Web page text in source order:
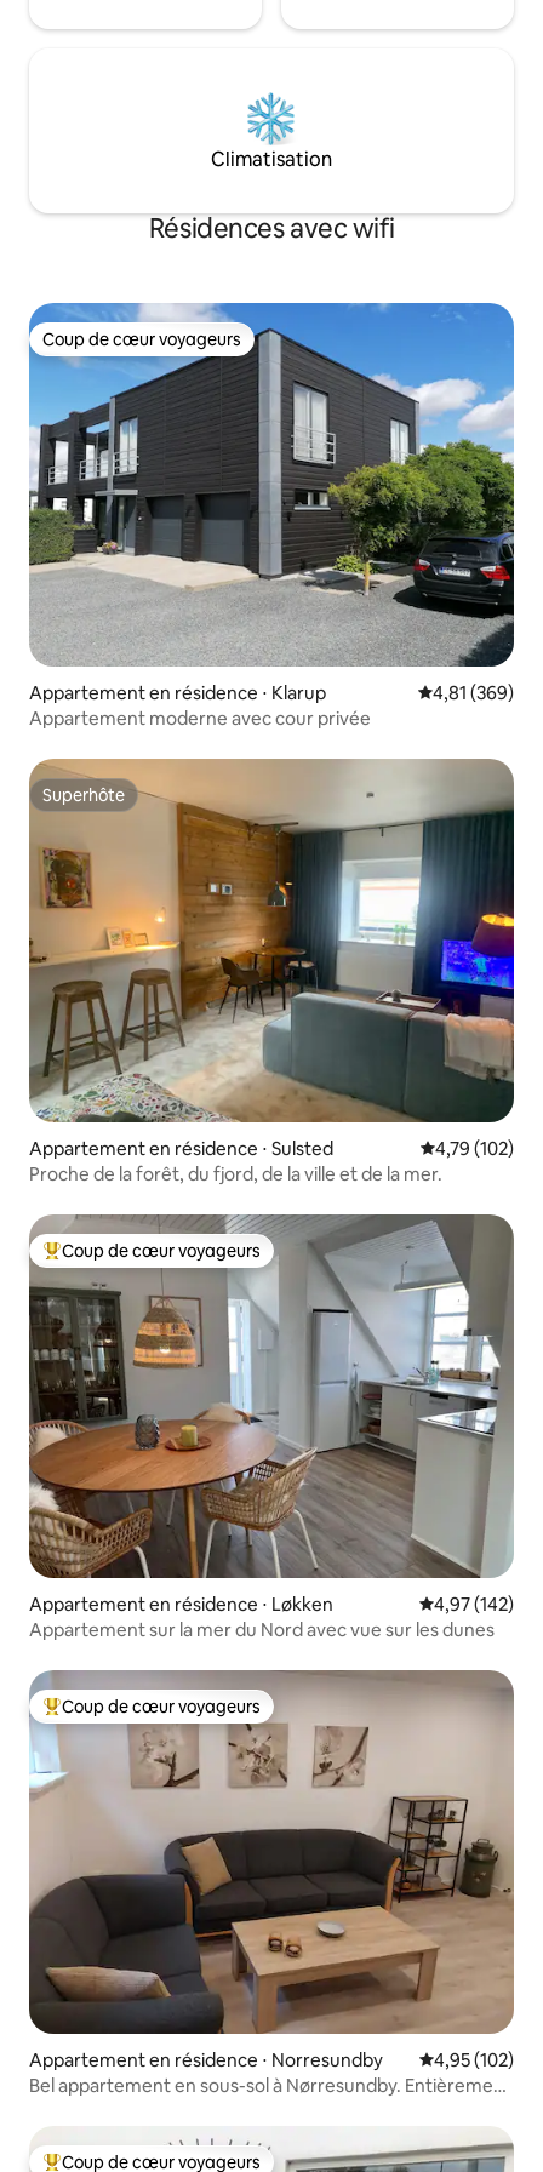
Climatisation
Résidences avec wifi
Coup de cœur voyageurs
Coup de cœur voyageurs
Appartement en résidence ⋅ Klarup Évaluation
4,81 (369)
Appartement moderne avec cour privée
Superhôte
Superhôte
Appartement en résidence ⋅ Sulsted Évaluation
4,79 (102)
Proche de la forêt, du fjord, de la ville et de la mer.
Coups de cœur voyageurs les plus appréciés
Coup de cœur voyageurs
Appartement en résidence ⋅ Løkken Évaluation
4,97 (142)
Appartement sur la mer du Nord avec vue sur les dunes
Coups de cœur voyageurs les plus appréciés
Coup de cœur voyageurs
Appartement en résidence ⋅ Norresundby Évaluation
4,95 (102)
Bel appartement en sous-sol à Nørresundby. Entièrement
Coup de cœur voyageurs